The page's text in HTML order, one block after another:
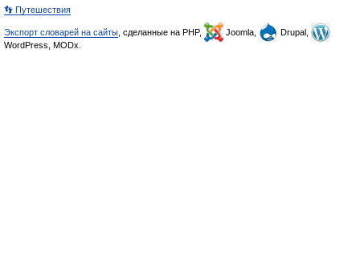
👣 Путешествия
Экспорт словарей на сайты , сделанные на PHP, Joomla,
Drupal,
WordPress, MODx.